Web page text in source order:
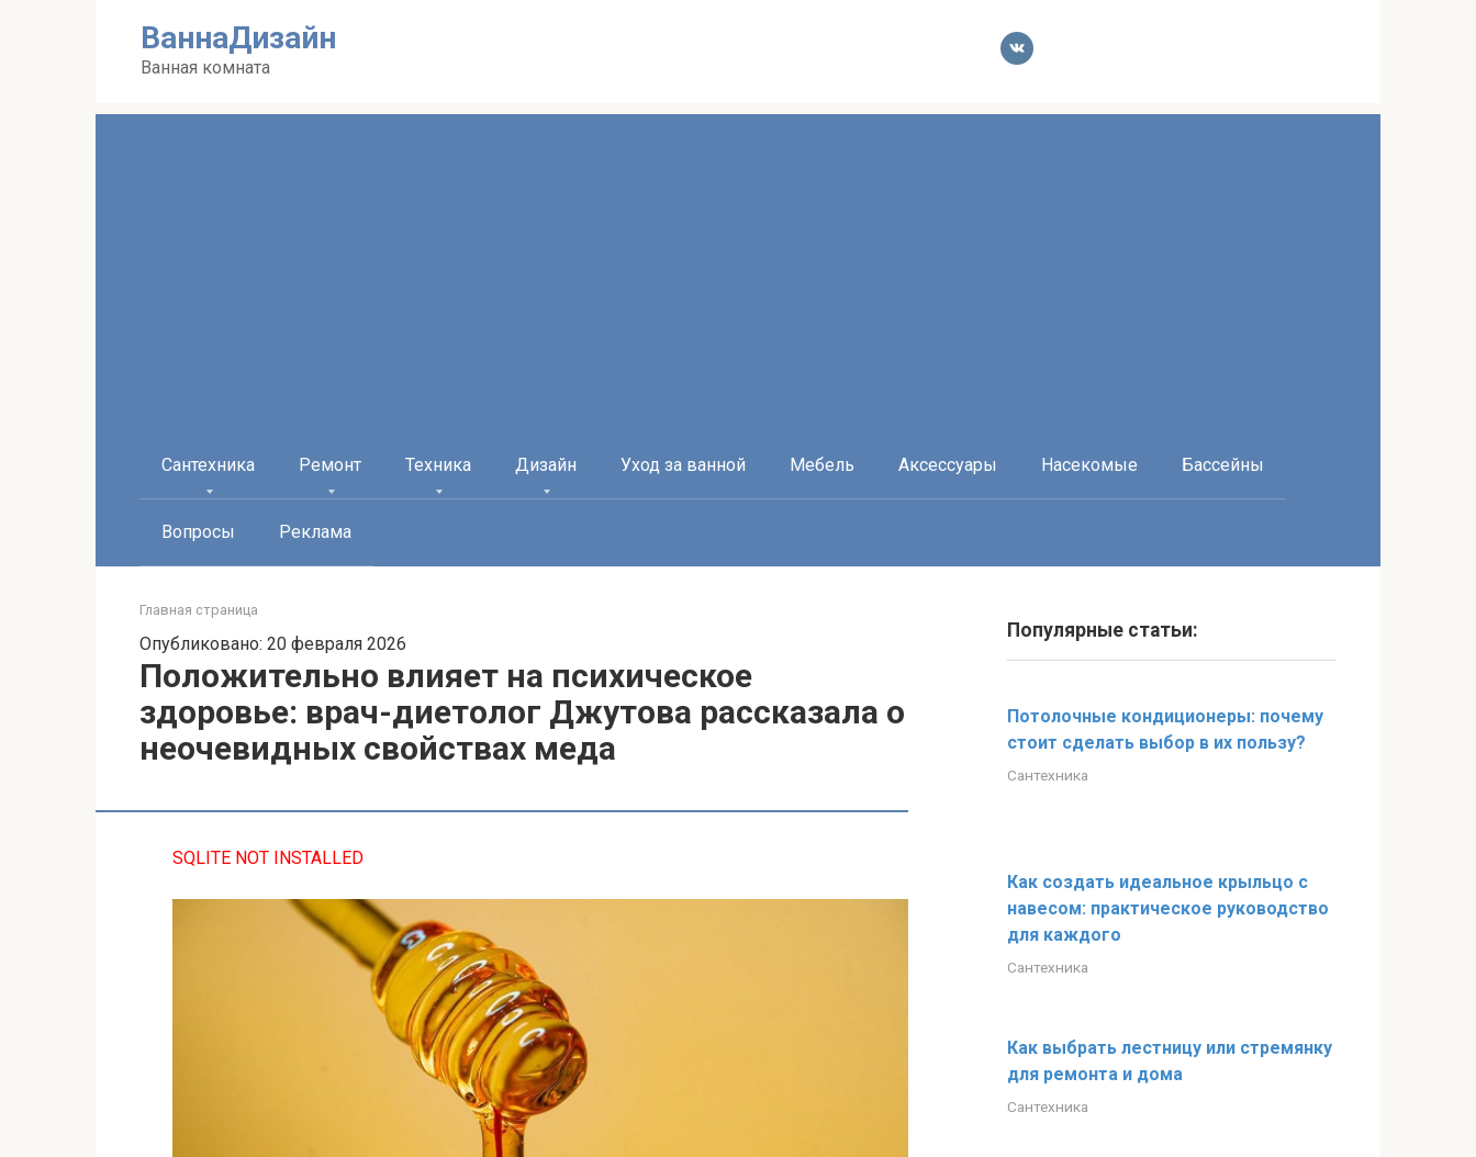
ВаннаДизайн
Ванная комната
Сантехника Ремонт Техника Дизайн Уход за ванной Мебель Аксессуары Насекомые Бассейны
Вопросы Реклама
Главная страница
Опубликовано: 20 февраля 2026
Положительно влияет на психическое
здоровье: врач-диетолог Джутова рассказала о
неочевидных свойствах меда
SQLITE NOT INSTALLED
Популярные статьи:
Потолочные кондиционеры: почему
стоит сделать выбор в их пользу?
Сантехника
Как создать идеальное крыльцо с
навесом: практическое руководство
для каждого
Сантехника
Как выбрать лестницу или стремянку
для ремонта и дома
Сантехника